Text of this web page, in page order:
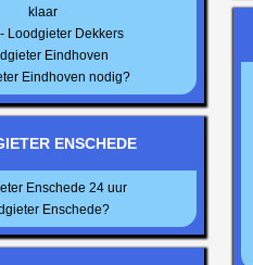
klaar
Loodgieter Dekkers
Eindhoven
Eindhoven nodig?
ENSCHEDE
Enschede 24 uur
Enschede?